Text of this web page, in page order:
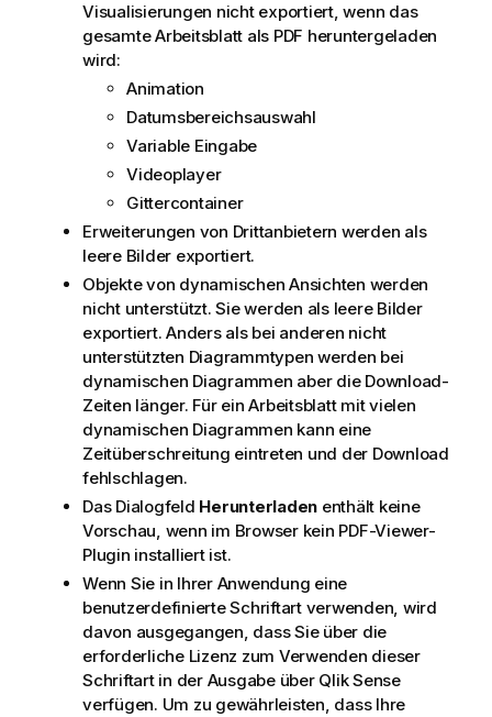
Visualisierungen nicht exportiert, wenn das
gesamte Arbeitsblatt als PDF heruntergeladen
wird:
Animation
Datumsbereichsauswahl
Variable Eingabe
Videoplayer
Gittercontainer
Erweiterungen von Drittanbietern werden als
leere Bilder exportiert.
Objekte von dynamischen Ansichten werden
nicht unterstützt. Sie werden als leere Bilder
exportiert. Anders als bei anderen nicht
unterstützten Diagrammtypen werden bei
dynamischen Diagrammen aber die Download-
Zeiten länger. Für ein Arbeitsblatt mit vielen
dynamischen Diagrammen kann eine
Zeitüberschreitung eintreten und der Download
fehlschlagen.
Das Dialogfeld Herunterladen enthält keine
Vorschau, wenn im Browser kein PDF-Viewer-
Plugin installiert ist.
Wenn Sie in Ihrer Anwendung eine
benutzerdefinierte Schriftart verwenden, wird
davon ausgegangen, dass Sie über die
erforderliche Lizenz zum Verwenden dieser
Schriftart in der Ausgabe über Qlik Sense
verfügen. Um zu gewährleisten, dass Ihre